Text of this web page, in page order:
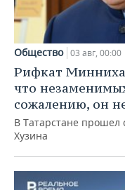
Общество 03 авг, 00:00
Рифкат
что
сожалению, он
В Татарстане прошел
Хузина